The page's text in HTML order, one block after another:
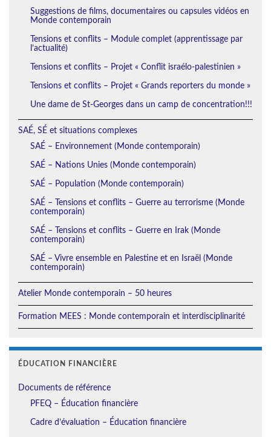
Suggestions de films, documentaires ou capsules vidéos en
Monde contemporain
Tensions et conflits – Module complet (apprentissage par
l’actualité)
Tensions et conflits – Projet « Conflit israélo-palestinien »
Tensions et conflits – Projet « Grands reporters du monde »
Une dame de St-Georges dans un camp de concentration!!!
SAÉ, SÉ et situations complexes
SAÉ – Environnement (Monde contemporain)
SAÉ – Nations Unies (Monde contemporain)
SAÉ – Population (Monde contemporain)
SAÉ – Tensions et conflits – Guerre au terrorisme (Monde
contemporain)
SAÉ – Tensions et conflits – Guerre en Irak (Monde
contemporain)
SAÉ – Vivre ensemble en Palestine et en Israël (Monde
contemporain)
Atelier Monde contemporain – 50 heures
Formation MEES : Monde contemporain et interdisciplinarité
ÉDUCATION FINANCIÈRE
Documents de référence
PFEQ – Éducation financière
Cadre d’évaluation – Éducation financière